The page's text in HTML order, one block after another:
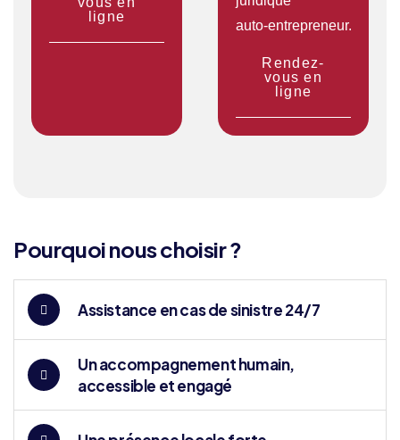
ligne
auto‑entrepreneur.
Rendez-
vous en
ligne
Pourquoi nous choisir ?
Assistance en cas de sinistre 24/7
Un accompagnement humain,
accessible et engagé